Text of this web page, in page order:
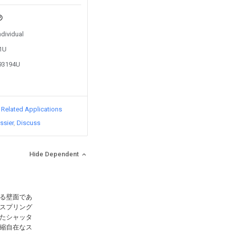
Related Applications
Discuss
Hide Dependent
面であ
プリング
シャッタ
自在なス